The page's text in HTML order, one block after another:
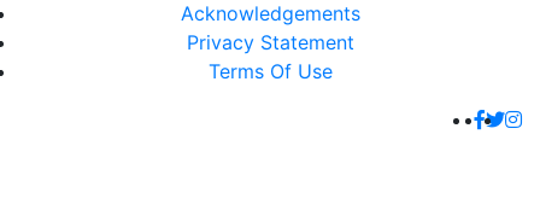
Acknowledgements
Privacy Statement
Terms Of Use